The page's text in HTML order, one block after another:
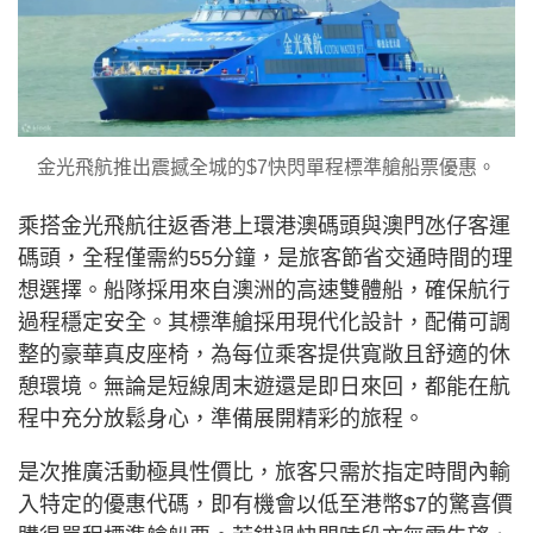
金光飛航推出震撼全城的$7快閃單程標準艙船票優惠。
乘搭金光飛航往返香港上環港澳碼頭與澳門氹仔客運
碼頭，全程僅需約55分鐘，是旅客節省交通時間的理
想選擇。船隊採用來自澳洲的高速雙體船，確保航行
過程穩定安全。其標準艙採用現代化設計，配備可調
整的豪華真皮座椅，為每位乘客提供寬敞且舒適的休
憩環境。無論是短線周末遊還是即日來回，都能在航
程中充分放鬆身心，準備展開精彩的旅程。
是次推廣活動極具性價比，旅客只需於指定時間內輸
入特定的優惠代碼，即有機會以低至港幣$7的驚喜價